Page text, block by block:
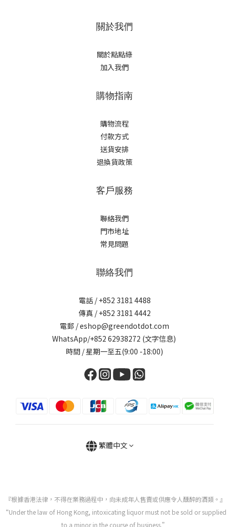
關於我們
關於點點綠
加入我們
購物指南
購物流程
付款方式
送貨安排
退換貨政策
客戶服務
聯絡我們
門市地址
常見問題
聯絡我們
電話 / +852 3181 4488
傳真 / +852 3181 4442
電郵 / eshop@greendotdot.com
WhatsApp/+852 62938272 (文字信息)
時間 / 星期一至五(9:00 -18:00)
繁體中文
『根據香港法律，不得在業務過程中，向未成年人售賣或供應令人醺醉的酒類。』
“Under the law of Hong Kong, intoxicating liquor must not be sold or supplied
to a minor in the course of business.”